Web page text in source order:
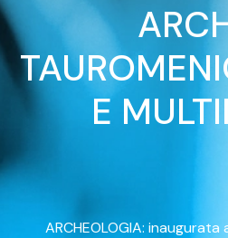
E
ARCHEOLOGIA: